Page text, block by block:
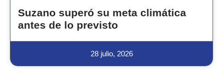
Suzano superó su meta climática
antes de lo previsto
28 julio, 2026